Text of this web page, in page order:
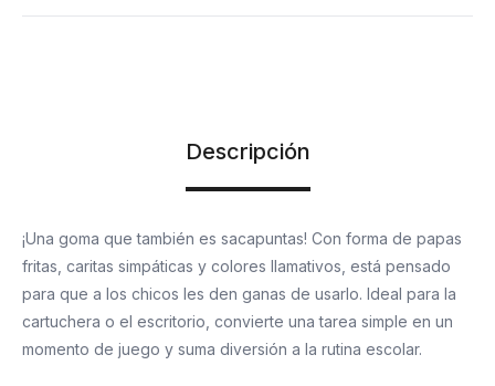
Descripción
¡Una goma que también es sacapuntas! Con forma de papas
fritas, caritas simpáticas y colores llamativos, está pensado
para que a los chicos les den ganas de usarlo. Ideal para la
cartuchera o el escritorio, convierte una tarea simple en un
momento de juego y suma diversión a la rutina escolar.